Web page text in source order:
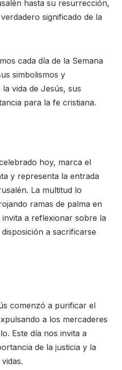
hasta su resurrección,
significado de la
cada día de la Semana
simbolismos y
vida de Jesús, sus
para la fe cristiana.
hoy, marca el
y representa la entrada
La multitud lo
ramas de palma en
invita a reflexionar sobre la
a sacrificarse
comenzó a purificar el
a los mercaderes
Este día nos invita a
de la justicia y la